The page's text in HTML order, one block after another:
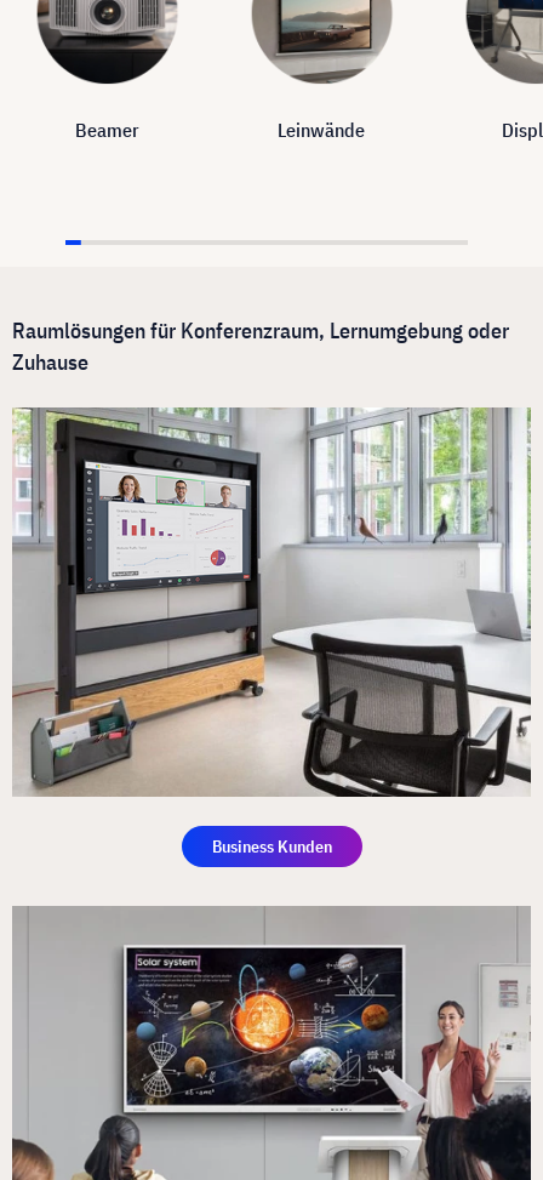
Beamer Leinwände
Raumlösungen für Konferenzraum, Lernumgebung oder
Zuhause
Business Kunden